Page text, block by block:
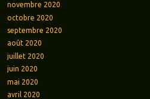
novembre 2020
octobre 2020
septembre 2020
août 2020
juillet 2020
juin 2020
mai 2020
avril 2020